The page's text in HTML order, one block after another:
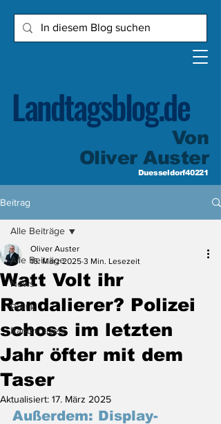
Landtagsblog.de
Von
Oliver Auster
Duesseldorf40221
Beitrag
Alle Beiträge
News
Politik
Randnotizen
Alle Beiträge
Watt Volt ihr
Randalierer? Polizei
schoss im letzten
Jahr öfter mit dem
Taser
Oliver Auster
16. März 2025 3 Min. Lesezeit
Aktualisiert: 17. März 2025
Außerdem: Display-